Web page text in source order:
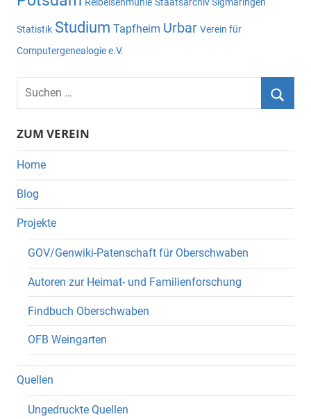
Statistik Studium Tapfheim Urbar Verein für
Computergenealogie e.V.
Suchen
nach:
ZUM VEREIN
Home
Blog
Projekte
GOV/Genwiki-Patenschaft für Oberschwaben
Autoren zur Heimat- und Familienforschung
Findbuch Oberschwaben
OFB Weingarten
Quellen
Ungedruckte Quellen